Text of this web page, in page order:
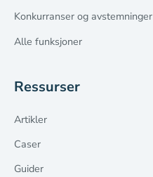
Konkurranser og avstemninger
Alle funksjoner
Ressurser
Artikler
Caser
Guider